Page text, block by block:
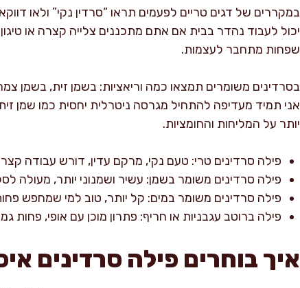
במקררים של דגים טריים לפעמים תראו “סרדין נקי” ולאו
יכול לעבוד נהדר בבית אם אתם מתכננים צלייה קצרה או
שפחות מתחבר לעצמות.
בסרדינים משומרים תמצאו כמה וריאציות: בשמן זית, בשמן
אני תמיד מעדיפה להתחיל מגרסה ניטרלית יחסית כמו שמן
יותר על המליחות והחומציות.
פילה סרדינים טרי: טעם נקי, מרקם עדין, דורש עבודה
פילה סרדינים משומר בשמן: עשיר ושמנוני יותר, מעולה
פילה סרדינים משומר במים: קל יותר, טוב למי שמחפש פחות
פילה ברוטב עגבניות או חריף: פתרון מוכן עם אופי, פחות
איך בוחרים פילה סרדינים